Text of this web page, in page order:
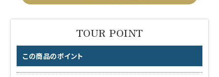
この商品のポイント